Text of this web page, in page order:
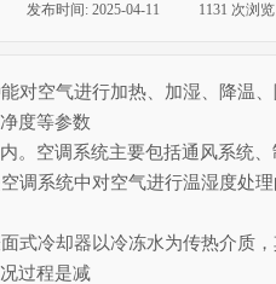
发布时间: 2025-04-11 1131 次浏览
对空气进行加热、加湿、降温
度等参数
。空调系统主要包括通风系统
调系统中对空气进行温湿度处
式冷却器以冷冻水为传热介质
过程是减